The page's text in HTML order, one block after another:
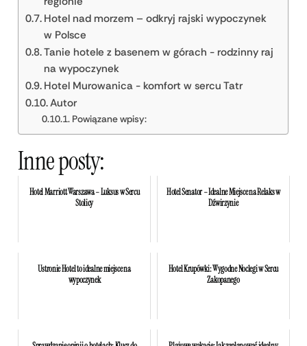
Hotel nad morzem – odkryj rajski wypoczynek
w Polsce
Tanie hotele z basenem w górach - rodzinny raj
na wypoczynek
Hotel Murowanica - komfort w sercu Tatr
Autor
Powiązane wpisy:
Inne posty:
Hotel Marriott Warszawa – Luksus w Sercu
Stolicy
Hotel Senator – Idealne Miejsce na Relaks w
Dźwirzynie
Ustronie Hotel to idealne miejsce na
wypoczynek
Hotel Krupówki: Wygodne Noclegi w Sercu
Zakopanego